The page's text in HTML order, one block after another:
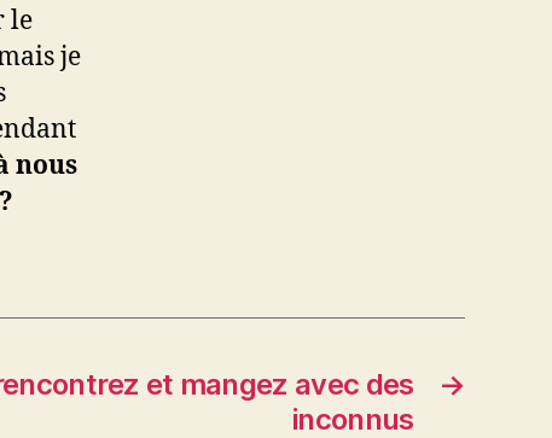
le
je
nous
→
et mangez avec des
inconnus